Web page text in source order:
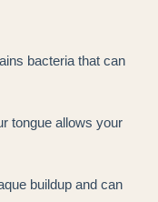
bacteria that can
tongue allows your
buildup and can